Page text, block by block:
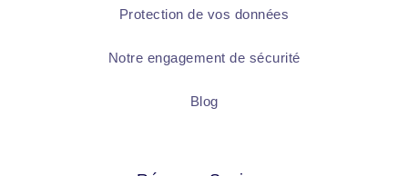
Protection de vos données
Notre engagement de sécurité
Blog